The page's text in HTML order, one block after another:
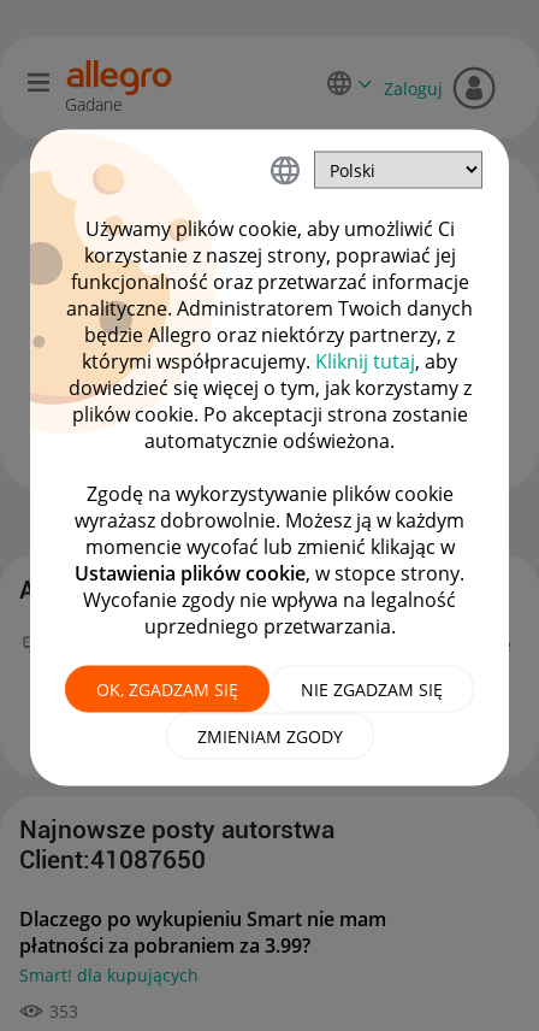
Używamy plików cookie, aby umożliwić Ci
korzystanie z naszej strony, poprawiać jej
funkcjonalność oraz przetwarzać informacje
analityczne. Administratorem Twoich danych
będzie Allegro oraz niektórzy partnerzy, z
którymi współpracujemy. Kliknij tutaj, aby
dowiedzieć się więcej o tym, jak korzystamy z
plików cookie. Po akceptacji strona zostanie
automatycznie odświeżona.
Zgodę na wykorzystywanie plików cookie
wyrażasz dobrowolnie. Możesz ją w każdym
momencie wycofać lub zmienić klikając w
Ustawienia plików cookie, w stopce strony.
Wycofanie zgody nie wpływa na legalność
uprzedniego przetwarzania.
OK, ZGADZAM SIĘ NIE ZGADZAM SIĘ
ZMIENIAM ZGODY
Gadane
Zaloguj
Client:41087650
#7 Wielbiciel
Strona Główna OPCJE
Aktywność Client:41087650
Twój nowy wpis
Dlaczego po wykupieniu Smart nie
mam płatności za pobraniem za 3.99?
Smart! dla kupujących można już podziwiać :)
10:54
Najnowsze posty autorstwa
Client:41087650
Dlaczego po wykupieniu Smart nie mam
płatności za pobraniem za 3.99?
Smart! dla kupujących
353